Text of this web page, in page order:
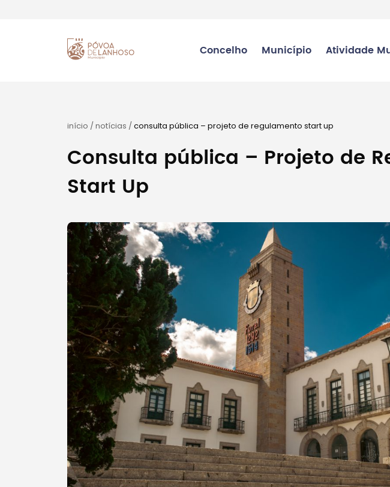
Concelho Município Atividade
Procurar
início /notícias /consulta pública – projeto de regulamento start up
Consulta pública – Projeto de
Start Up